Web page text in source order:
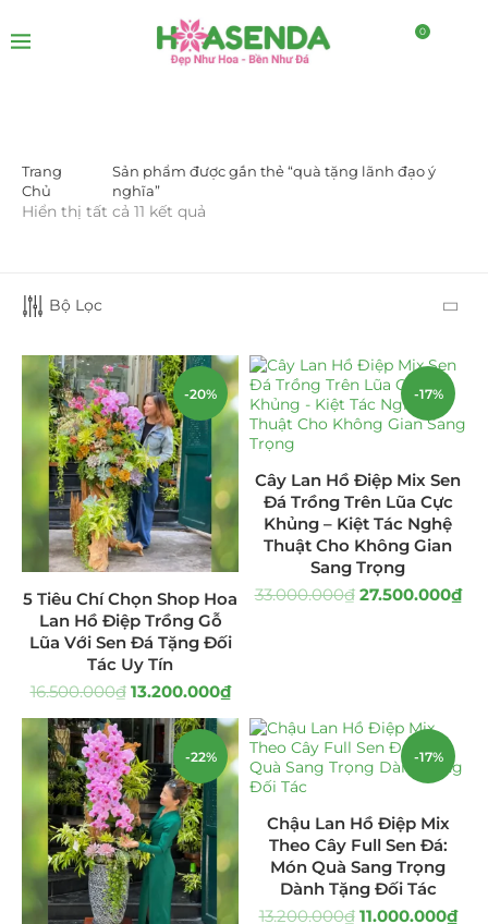
0
LỌC BỞI GIÁ
LỌC
DANH MỤC SẢN PHẨM
Giá Sỉ Đại Lý
Cây Sen Đá Giá Sỉ
Chậu Sen Đá Mini
Hồ Điệp và Hoa Sen đá
Lan Hồ Điệp Truyền Thống
Lũa Hồ Điệp Sen Đá
Tiểu Cảnh Lan Sen Đá
Hoa Ngày Lễ 8/3
Hoa Tặng 14/2
Trang
Chủ
Sản phẩm được gắn thẻ “quà tặng lãnh đạo ý
nghĩa”
Hiển thị tất cả 11 kết quả
Bộ Lọc
-20%
5 Tiêu Chí Chọn Shop Hoa
Lan Hồ Điệp Trồng Gỗ
Lũa Với Sen Đá Tặng Đối
Tác Uy Tín
16.500.000₫ 13.200.000₫
-17%
Cây Lan Hồ Điệp Mix Sen
Đá Trồng Trên Lũa Cực
Khủng – Kiệt Tác Nghệ
Thuật Cho Không Gian
Sang Trọng
33.000.000₫ 27.500.000₫
-22% -17%
Chậu Lan Hồ Điệp Mix
Theo Cây Full Sen Đá:
Món Quà Sang Trọng
Dành Tặng Đối Tác
13.200.000₫ 11.000.000₫